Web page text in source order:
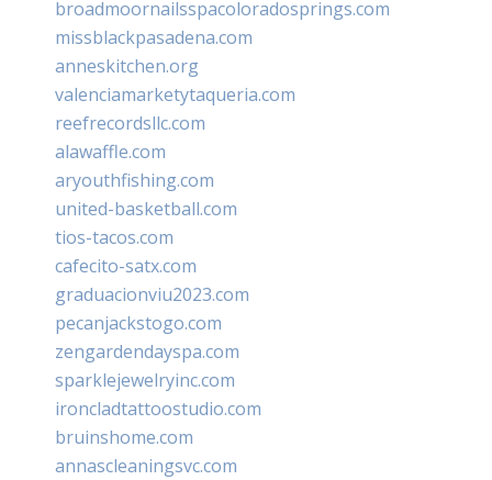
broadmoornailsspacoloradosprings.com
missblackpasadena.com
anneskitchen.org
valenciamarketytaqueria.com
reefrecordsllc.com
alawaffle.com
aryouthfishing.com
united-basketball.com
tios-tacos.com
cafecito-satx.com
graduacionviu2023.com
pecanjackstogo.com
zengardendayspa.com
sparklejewelryinc.com
ironcladtattoostudio.com
bruinshome.com
annascleaningsvc.com